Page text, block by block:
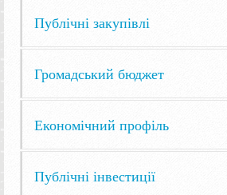
Публічні закупівлі
Громадський бюджет
Економічний профіль
Публічні інвестиції